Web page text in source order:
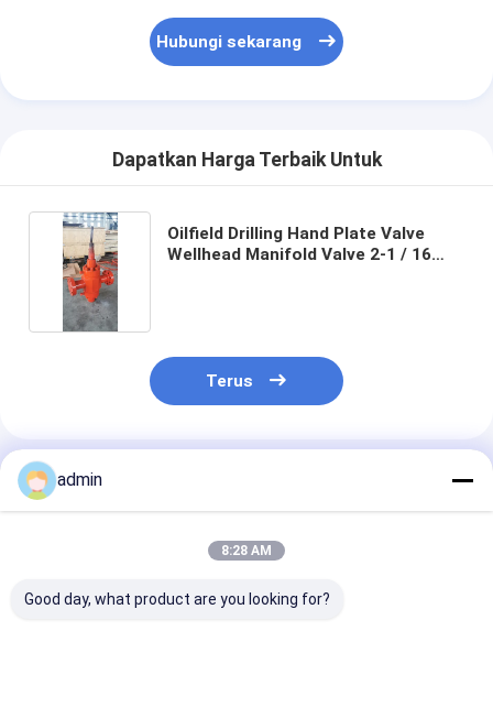
Hubungi sekarang
Dapatkan Harga Terbaik Untuk
Oilfield Drilling Hand Plate Valve
Wellhead Manifold Valve 2-1 / 16
Terus
Rekomendasi Produk
admin
8:28 AM
Good day, what product are you looking for?